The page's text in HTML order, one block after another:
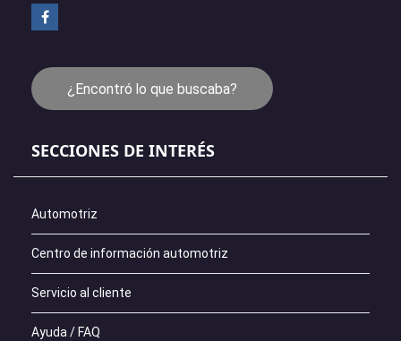
¿Encontró lo que buscaba?
SECCIONES DE INTERÉS
Automotriz
Centro de información automotriz
Servicio al cliente
Ayuda / FAQ